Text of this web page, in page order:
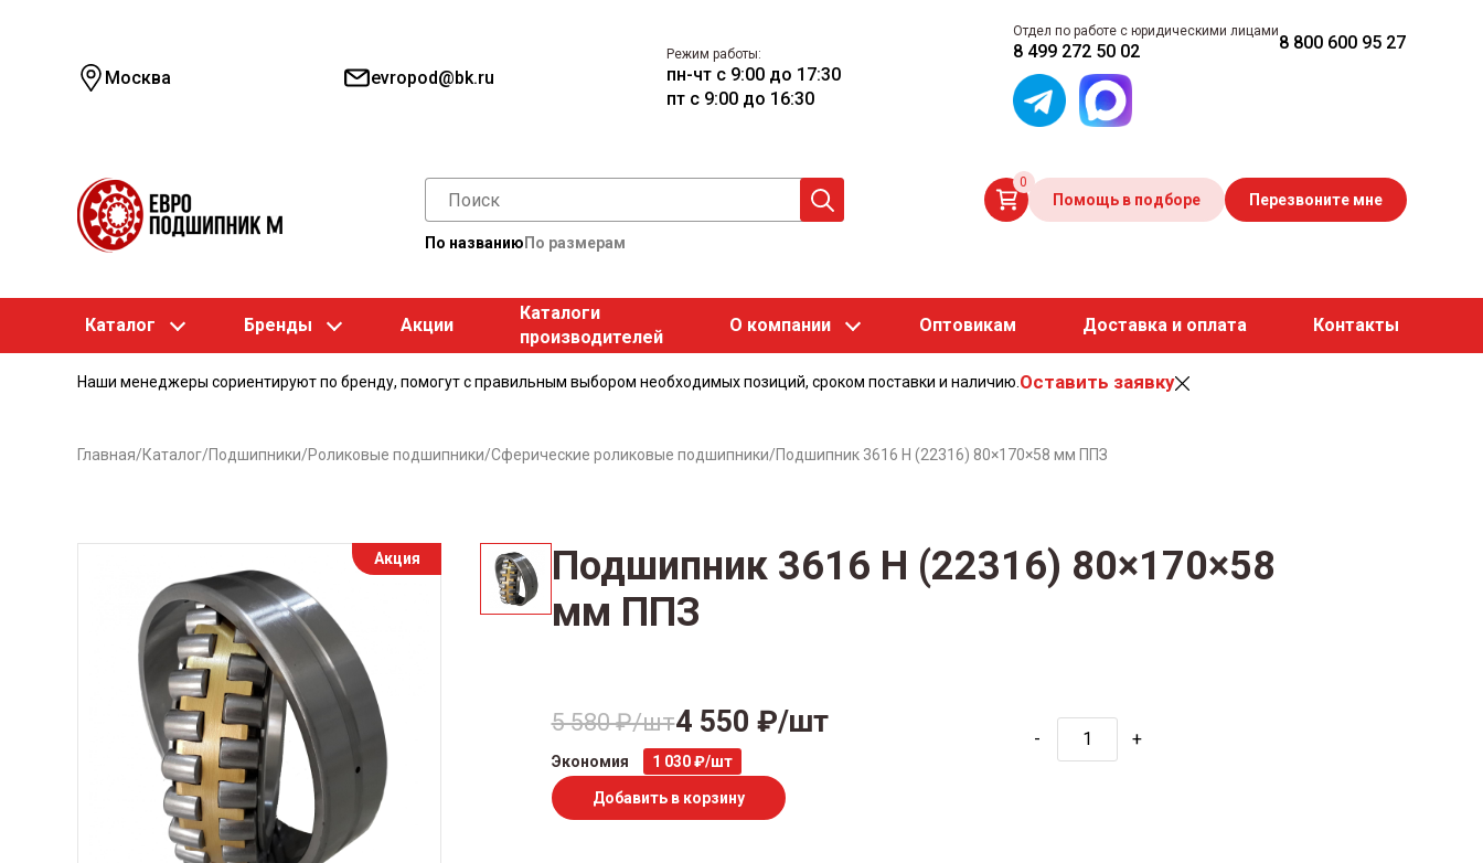
Москва evropod@bk.ru
Режим работы:
пн-чт с 9:00 до 17:30
пт с 9:00 до 16:30
Отдел по работе с юридическими лицами
8 499 272 50 02 8 800 600 95 27
По названию По размерам
0
Помощь в подборе Перезвоните мне
Каталог Бренды Акции
Каталоги
производителей
О компании Оптовикам Доставка и оплата Контакты
Наши менеджеры сориентируют по бренду, помогут с правильным выбором необходимых позиций, сроком поставки и наличию. Оставить заявку
Главная/Каталог/Подшипники/Роликовые подшипники/Сферические роликовые подшипники/Подшипник 3616 Н (22316) 80×170×58 мм ППЗ
Акция
Подшипник 3616 Н (22316) 80×170×58
мм ППЗ
5 580 ₽/шт4 550 ₽/шт
Экономия 1 030 ₽/шт
- +
Добавить в корзину